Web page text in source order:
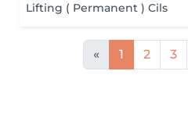
Lifting ( Permanent ) Cils
« 1 2 3